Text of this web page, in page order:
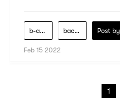
b-adore backpack Post by
Feb 15 2022
1